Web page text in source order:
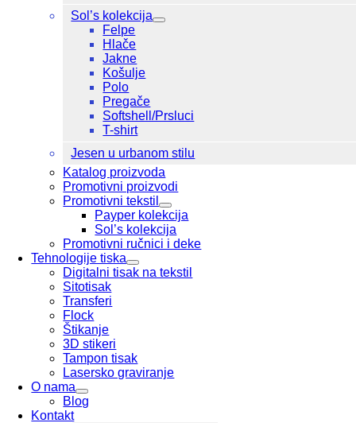
Sol’s kolekcija
Felpe
Hlače
Jakne
Košulje
Polo
Pregače
Softshell/Prsluci
T-shirt
Jesen u urbanom stilu
Katalog proizvoda
Promotivni proizvodi
Promotivni tekstil
Payper kolekcija
Sol’s kolekcija
Promotivni ručnici i deke
Tehnologije tiska
Digitalni tisak na tekstil
Sitotisak
Transferi
Flock
Štikanje
3D stikeri
Tampon tisak
Lasersko graviranje
O nama
Blog
Kontakt